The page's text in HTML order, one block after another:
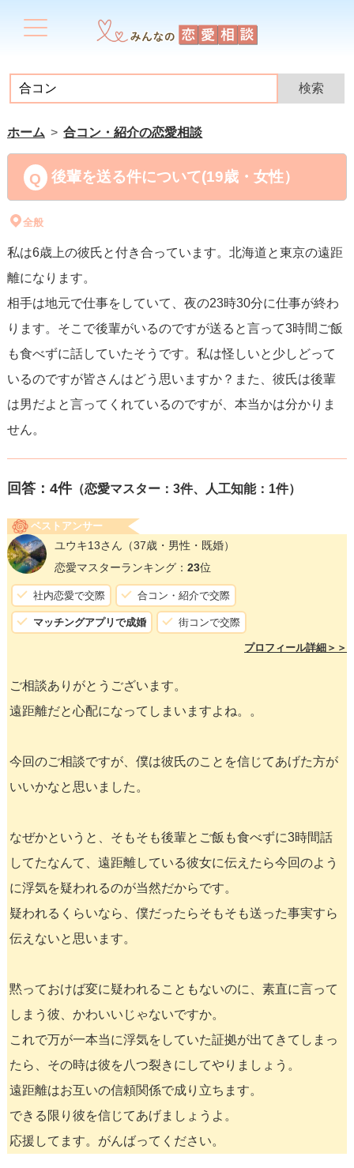
ホーム 合コン・紹介の恋愛相談
後輩を送る件について(19歳・女性）
全般
私は6歳上の彼氏と付き合っています。北海道と東京の遠距
離になります。
相手は地元で仕事をしていて、夜の23時30分に仕事が終わ
ります。そこで後輩がいるのですが送ると言って3時間ご飯
も食べずに話していたそうです。私は怪しいと少しどって
いるのですが皆さんはどう思いますか？また、彼氏は後輩
は男だよと言ってくれているのですが、本当かは分かりま
せん。
回答： 4件（恋愛マスター：3件、人工知能：1件）
ベストアンサー
ユウキ13さん （37歳・男性・既婚）
恋愛マスターランキング： 23位
社内恋愛で交際 合コン・紹介で交際
マッチングアプリで成婚 街コンで交際
プロフィール詳細＞＞
ご相談ありがとうございます。
遠距離だと心配になってしまいますよね。。
今回のご相談ですが、僕は彼氏のことを信じてあげた方が
いいかなと思いました。
なぜかというと、そもそも後輩とご飯も食べずに3時間話
してたなんて、遠距離している彼女に伝えたら今回のよう
に浮気を疑われるのが当然だからです。
疑われるくらいなら、僕だったらそもそも送った事実すら
伝えないと思います。
黙っておけば変に疑われることもないのに、素直に言って
しまう彼、かわいいじゃないですか。
これで万が一本当に浮気をしていた証拠が出てきてしまっ
たら、その時は彼を八つ裂きにしてやりましょう。
遠距離はお互いの信頼関係で成り立ちます。
できる限り彼を信じてあげましょうよ。
応援してます。がんばってください。